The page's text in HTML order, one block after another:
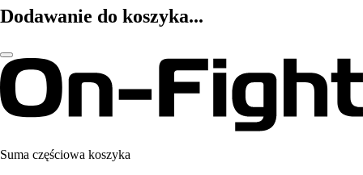
Dodawanie do koszyka...
Suma częściowa koszyka